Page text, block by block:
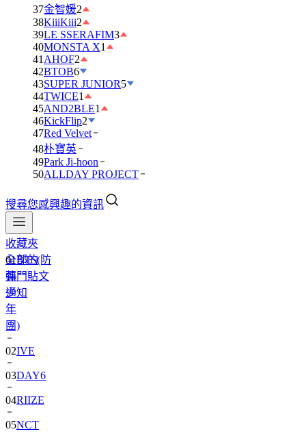
37金智媛2
38KiiiKiii2
39LE SSERAFIM3
40MONSTA X1
41 AHOF2
42BTOB6
43SUPER JUNIOR5
44TWICE1
45AND2BLE1
46KickFlip2
47Red Velvet
48朴寶英
49Park Ji-hoon
50ALLDAY PROJECT
搜尋您感興趣的資訊
收藏夾
全部的
熱門貼文
通知
01BTS(防
彈
少
年
團)
02IVE
03DAY6
04RIIZE
05NCT